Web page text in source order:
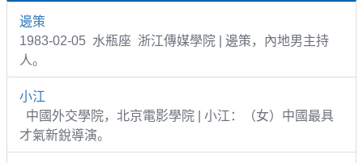
邊策
1983-02-05 水瓶座 浙江傳媒學院 | 邊策，內地男主持
人。
小江
中國外交學院，北京電影學院 | 小江：（女）中國最具
才氣新銳導演。